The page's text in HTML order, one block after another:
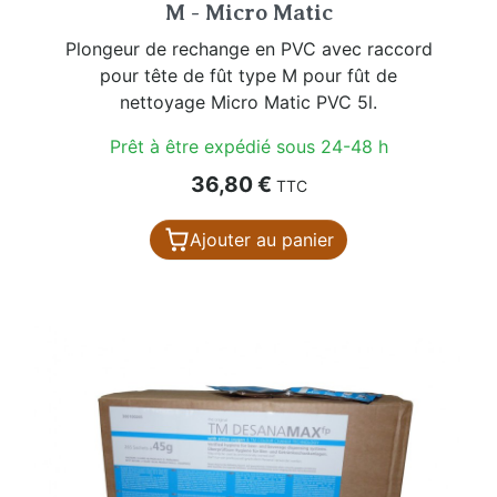
M - Micro Matic
Plongeur de rechange en PVC avec raccord
pour tête de fût type M pour fût de
nettoyage Micro Matic PVC 5l.
Prêt à être expédié sous 24-48 h
Prix
36,80 € TTC
Ajouter au panier